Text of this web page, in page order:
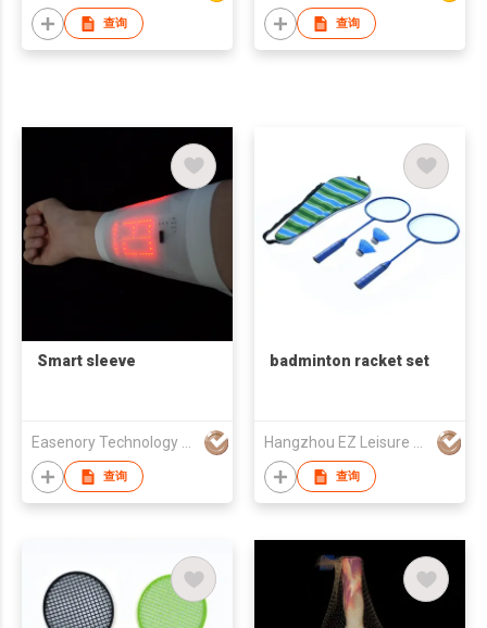
查询 查询
Smart sleeve
Easenory Technology Limited
查询
badminton racket set
Hangzhou EZ Leisure Co., Ltd
查询